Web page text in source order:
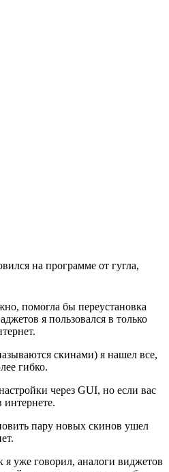
на программе от гугла,
помогла бы переустановка
я пользовался в только
скинами) я нашел все,
гибко.
через GUI, но если вас
пару новых скинов ушел
уже говорил, аналоги виджетов